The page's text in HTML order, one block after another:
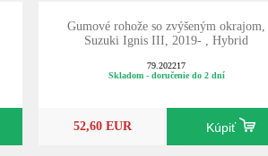
Gumové rohože so zvýšeným okrajom,
Suzuki Ignis III, 2019- , Hybrid
79.202217
Skladom - doručenie do 2 dní
52,60 EUR Kúpiť